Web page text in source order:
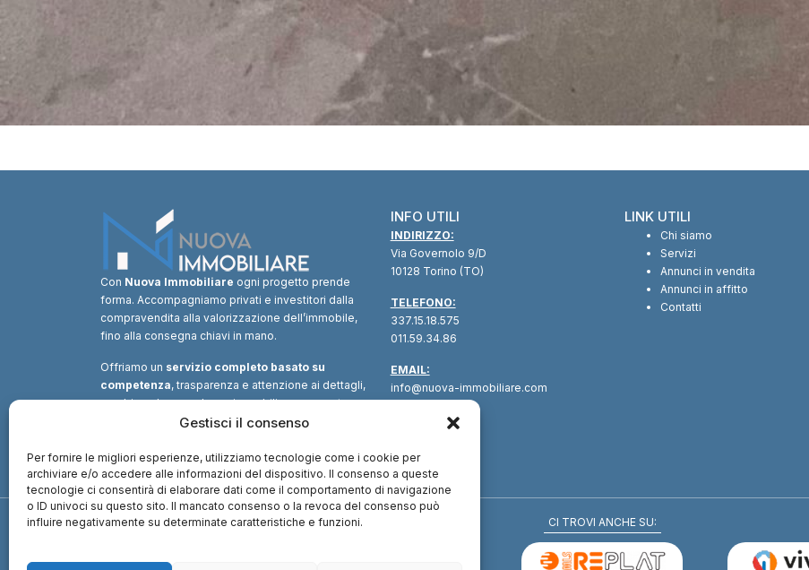
Gestisci il consenso
Per fornire le migliori esperienze, utilizziamo tecnologie come i cookie per
archiviare e/o accedere alle informazioni del dispositivo. Il consenso a queste
tecnologie ci consentirà di elaborare dati come il comportamento di navigazione
o ID univoci su questo sito. Il mancato consenso o la revoca del consenso può
influire negativamente su determinate caratteristiche e funzioni.
Con Nuova Immobiliare ogni progetto prende
forma. Accompagniamo privati e investitori dalla
compravendita alla valorizzazione dell’immobile,
fino alla consegna chiavi in mano.
Offriamo un servizio completo basato su
competenza, trasparenza e attenzione ai dettagli,
combinando consulenza immobiliare, supporto
tecnico e soluzioni finanziarie.Un unico
valore.
INFO UTILI
INDIRIZZO:
Via Governolo 9/D
10128 Torino (TO)
TELEFONO:
337.15.18.575
011.59.34.86
EMAIL:
info@nuova-immobiliare.com
LINK UTILI
Chi siamo
Servizi
Annunci in vendita
Annunci in affitto
Contatti
CI TROVI ANCHE SU: